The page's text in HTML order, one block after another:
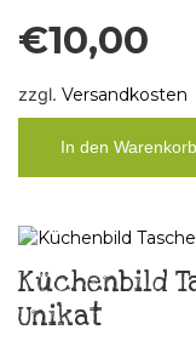
€10,00
zzgl. Versandkosten
In den Warenkorb
Küchenbild
Unikat